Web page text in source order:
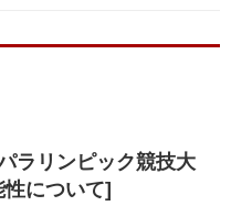
ラリンピック競技大
について]